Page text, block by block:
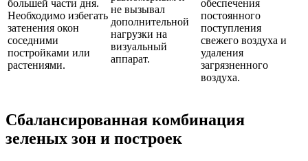
большей части дня.
Необходимо избегать
затенения окон
соседними
постройками или
растениями.
не вызывал
дополнительной
нагрузки на
визуальный
аппарат.
обеспечения
постоянного
поступления
свежего воздуха и
удаления
загрязненного
воздуха.
Сбалансированная комбинация
зеленых зон и построек